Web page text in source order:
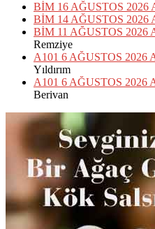
BİM 16 AĞUSTOS
BİM 14 AĞUSTOS
BİM 11 AĞUSTOS
Remziye
A101 6 AĞUSTOS
Yıldırım
A101 6 AĞUSTOS
Berivan